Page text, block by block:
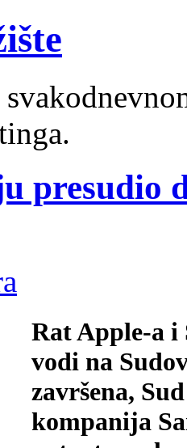
presudio
Rat Apple-a i
vodi na
završena,
kompanija